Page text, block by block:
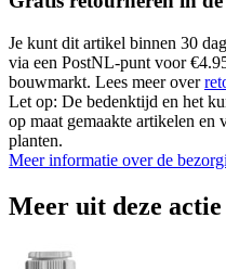
Je kunt dit artikel binnen 30
via een PostNL-punt voor
bouwmarkt. Lees meer over
Let op: De bedenktijd en het
op maat gemaakte artikelen en
planten.
Meer informatie over de
Meer uit deze actie